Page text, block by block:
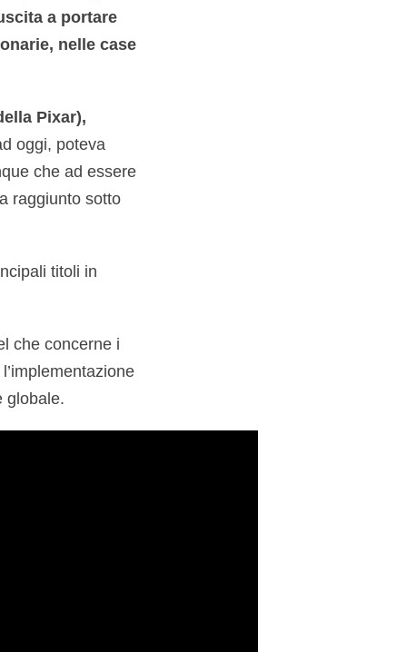
a portare
nelle case
Pixar),
oggi, poteva
che ad essere
raggiunto sotto
titoli in
che concerne i
globale.